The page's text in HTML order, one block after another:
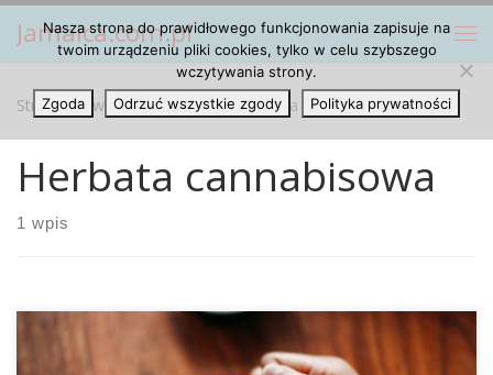
Przejdź do treści
Jamaica.com.pl
Strona główna » Herbata cannabisowa
Herbata cannabisowa
1 wpis
Nasza strona do prawidłowego funkcjonowania zapisuje na
twoim urządzeniu pliki cookies, tylko w celu szybszego
wczytywania strony.
Zgoda
Odrzuć wszystkie zgody Polityka prywatności